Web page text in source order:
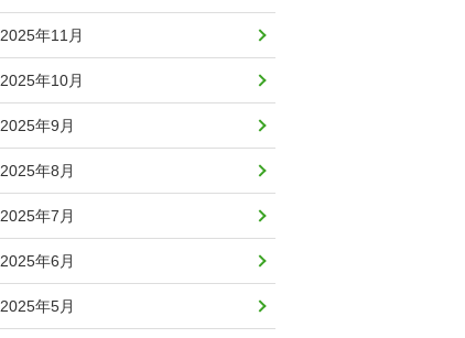
2025年11月
2025年10月
2025年9月
2025年8月
2025年7月
2025年6月
2025年5月